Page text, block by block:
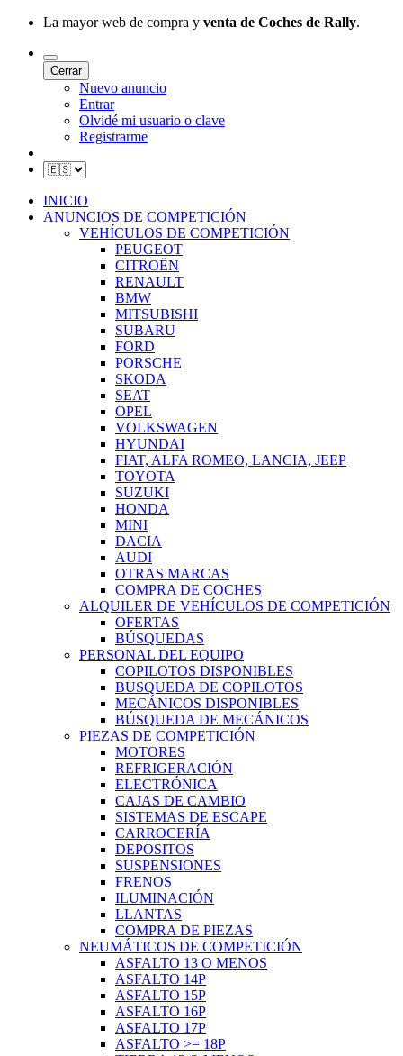
La mayor web de compra y venta de Coches de Rally.
Cerrar
Nuevo anuncio
Entrar
Olvidé mi usuario o clave
Registrarme
INICIO
ANUNCIOS DE COMPETICIÓN
VEHÍCULOS DE COMPETICIÓN
PEUGEOT
CITROËN
RENAULT
BMW
MITSUBISHI
SUBARU
FORD
PORSCHE
SKODA
SEAT
OPEL
VOLKSWAGEN
HYUNDAI
FIAT, ALFA ROMEO, LANCIA, JEEP
TOYOTA
SUZUKI
HONDA
MINI
DACIA
AUDI
OTRAS MARCAS
COMPRA DE COCHES
ALQUILER DE VEHÍCULOS DE COMPETICIÓN
OFERTAS
BÚSQUEDAS
PERSONAL DEL EQUIPO
COPILOTOS DISPONIBLES
BUSQUEDA DE COPILOTOS
MECÁNICOS DISPONIBLES
BÚSQUEDA DE MECÁNICOS
PIEZAS DE COMPETICIÓN
MOTORES
REFRIGERACIÓN
ELECTRÓNICA
CAJAS DE CAMBIO
SISTEMAS DE ESCAPE
CARROCERÍA
DEPOSITOS
SUSPENSIONES
FRENOS
ILUMINACIÓN
LLANTAS
COMPRA DE PIEZAS
NEUMÁTICOS DE COMPETICIÓN
ASFALTO 13 O MENOS
ASFALTO 14P
ASFALTO 15P
ASFALTO 16P
ASFALTO 17P
ASFALTO >= 18P